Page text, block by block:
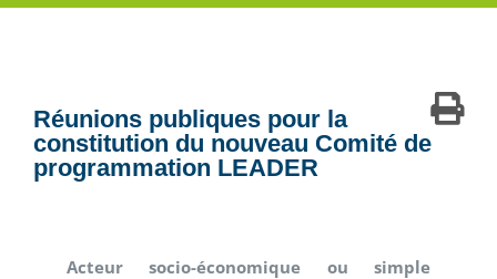
Réunions publiques pour la
constitution du nouveau Comité de
programmation LEADER
Acteur socio-économique ou simple